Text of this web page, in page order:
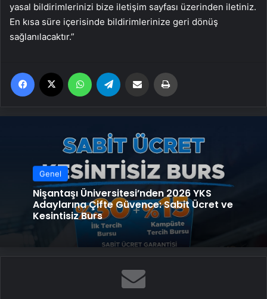
yasal bildirimlerinizi bize iletişim sayfası üzerinden iletiniz.
En kısa süre içerisinde bildirimlerinize geri dönüş
sağlanılacaktır.”
Facebook WhatsApp Email'den paylaş
Genel
Nişantaşı Üniversitesi’nden 2026 YKS
Adaylarına Çifte Güvence: Sabit Ücret ve
Kesintisiz Burs